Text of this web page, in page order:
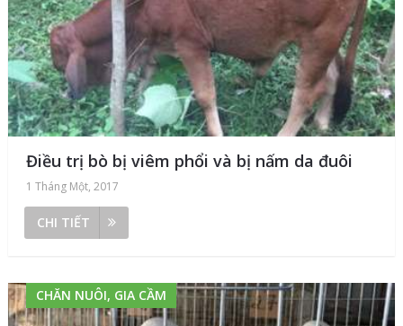
Điều trị bò bị viêm phổi và bị nấm da đuôi
1 Tháng Một, 2017
CHI TIẾT
CHĂN NUÔI, GIA CẦM